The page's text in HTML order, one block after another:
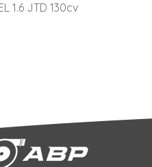
1.6 JTD 130cv